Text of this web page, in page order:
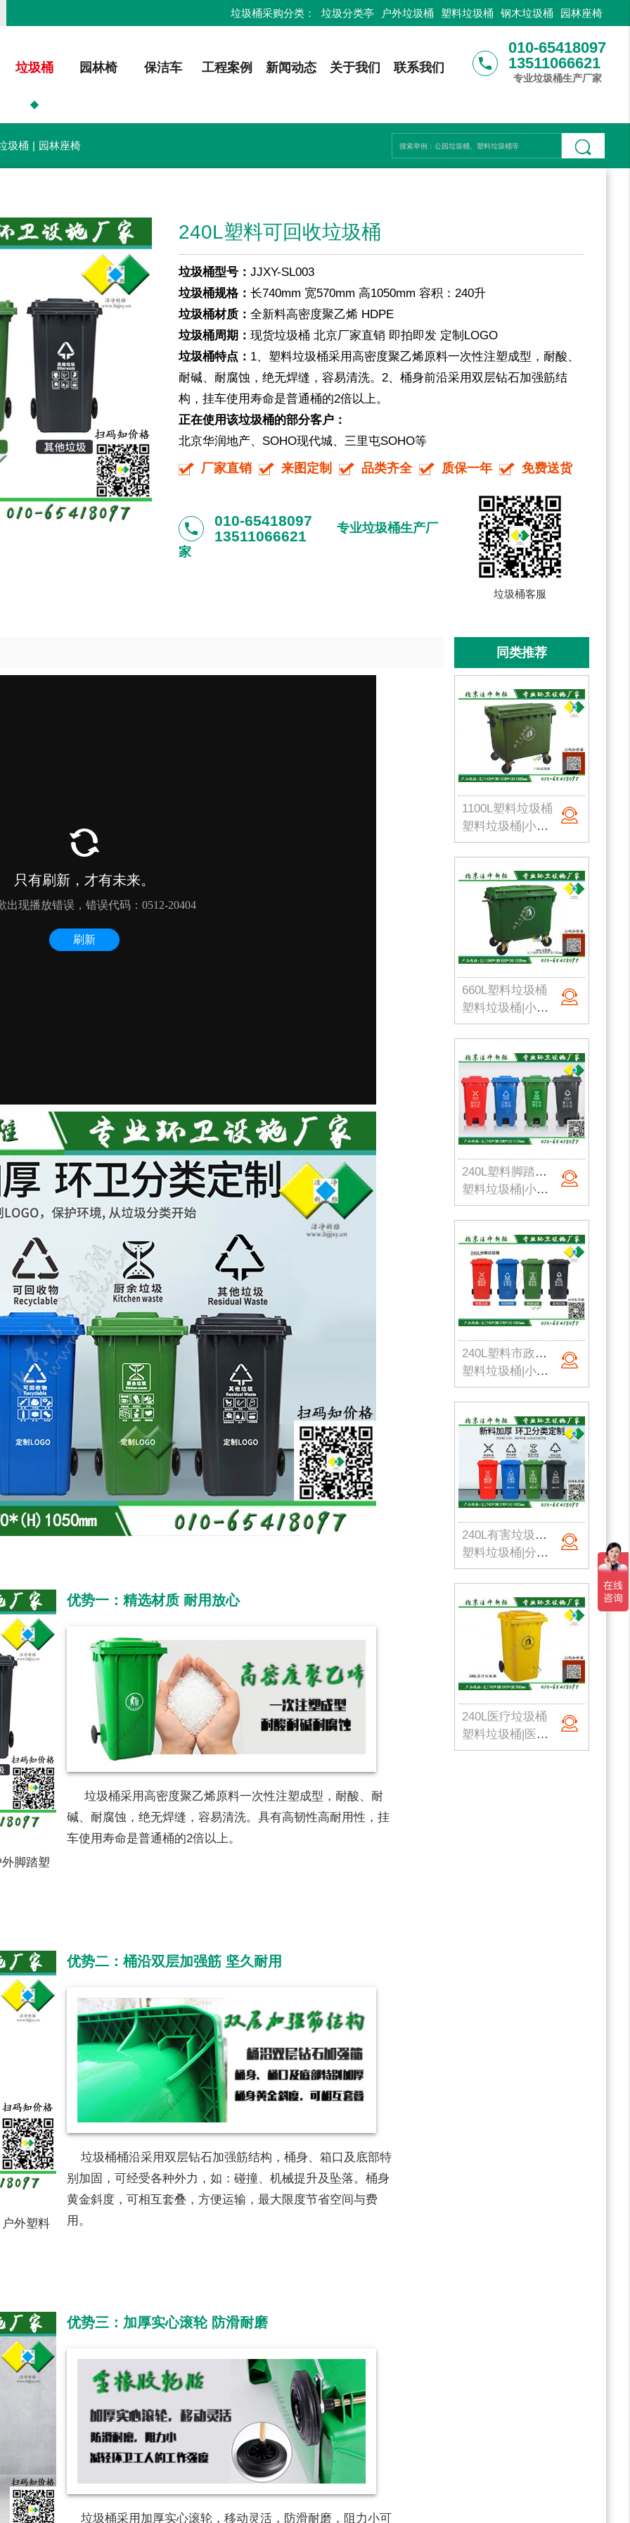
垃圾桶采购分类： 垃圾分类亭 户外垃圾桶 塑料垃圾桶 钢木垃圾桶 园林座椅
垃圾桶 园林椅 保洁车 工程案例 新闻动态 关于我们 联系我们 phone
010-65418097
13511066621
专业垃圾桶生产厂家
圾桶 | 园林座椅
240L塑料可回收垃圾桶
垃圾桶型号： JJXY-SL003
垃圾桶规格： 长740mm 宽570mm 高1050mm 容积：240升
垃圾桶材质： 全新料高密度聚乙烯 HDPE
垃圾桶周期： 现货垃圾桶 北京厂家直销 即拍即发 定制LOGO
垃圾桶特点： 1、塑料垃圾桶采用高密度聚乙烯原料一次性注塑成型，耐酸、
耐碱、耐腐蚀，绝无焊缝，容易清洗。2、桶身前沿采用双层钻石加强筋结
构，挂车使用寿命是普通桶的2倍以上。
正在使用该垃圾桶的部分客户：
北京华润地产、SOHO现代城、三里屯SOHO等
厂家直销 来图定制 品类齐全 质保一年 免费送货
phone
010-65418097
13511066621
专业垃圾桶生产厂
家
垃圾桶客服
脚踏塑
优势一：精选材质 耐用放心
垃圾桶采用高密度聚乙烯原料一次性注塑成型，耐酸、耐
碱、耐腐蚀，绝无焊缝，容易清洗。具有高韧性高耐用性，挂
车使用寿命是普通桶的2倍以上。
外塑料
优势二：桶沿双层加强筋 坚久耐用
垃圾桶桶沿采用双层钻石加强筋结构，桶身、箱口及底部特
别加固，可经受各种外力，如：碰撞、机械提升及坠落。桶身
黄金斜度，可相互套叠，方便运输，最大限度节省空间与费
用。
优势三：加厚实心滚轮 防滑耐磨
垃圾桶采用加厚实心滚轮，移动灵活，防滑耐磨，阻力小可
同类推荐
1100L塑料垃圾桶
塑料垃圾桶|小区垃圾桶|市政垃圾桶|生活垃圾桶|1100L塑料垃圾桶|北京垃圾桶厂家
660L塑料垃圾桶
塑料垃圾桶|小区垃圾桶|市政垃圾桶|生活垃圾桶|660L塑料垃圾桶|北京洁净新雅
240L塑料脚踏垃圾桶
塑料垃圾桶|小区垃圾桶|市政垃圾桶|生活垃圾桶|240L塑料垃圾桶|北京垃圾桶厂家
240L塑料市政垃圾桶
塑料垃圾桶|小区垃圾桶|市政垃圾桶|生活垃圾桶|240L塑料垃圾桶|厨余垃圾桶|北京洁净新雅
240L有害垃圾塑料桶
塑料垃圾桶|分类垃圾箱|脚踏垃圾桶|校园垃圾桶|240L垃圾桶|北京垃圾桶厂家
240L医疗垃圾桶
塑料垃圾桶|医疗垃圾箱|危险废物桶|实验室垃圾桶|医院垃圾桶|北京垃圾桶厂家